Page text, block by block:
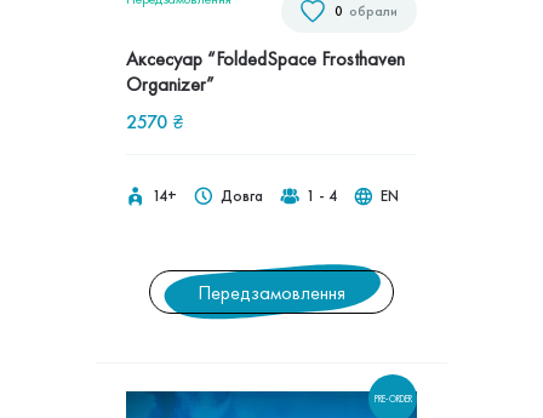
обрали
0
Аксесуар “FoldedSpace Frosthaven
Organizer”
2570 ₴
14+ Довга 1 - 4 EN
Передзамовлення
PRE-ORDER